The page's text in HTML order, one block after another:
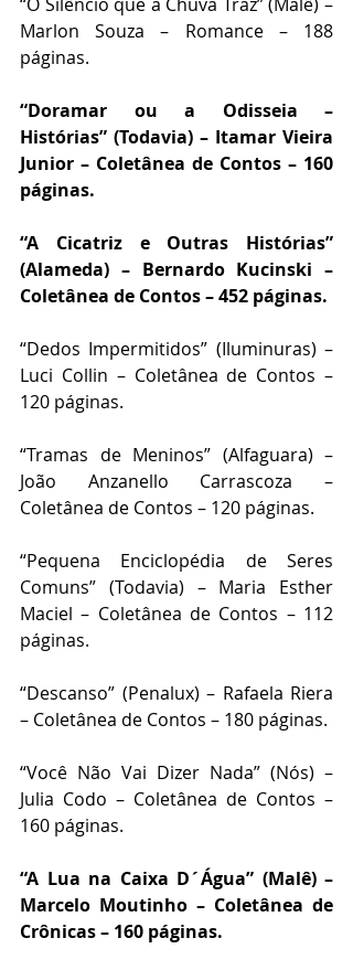
Marlon Souza – Romance – 188
páginas.
“Doramar ou a Odisseia –
Histórias” (Todavia) – Itamar Vieira
Junior – Coletânea de Contos – 160
páginas.
“A Cicatriz e Outras Histórias”
(Alameda) – Bernardo Kucinski –
Coletânea de Contos – 452 páginas.
“Dedos Impermitidos” (Iluminuras) –
Luci Collin – Coletânea de Contos –
120 páginas.
“Tramas de Meninos” (Alfaguara) –
João Anzanello Carrascoza –
Coletânea de Contos – 120 páginas.
“Pequena Enciclopédia de Seres
Comuns” (Todavia) – Maria Esther
Maciel – Coletânea de Contos – 112
páginas.
“Descanso” (Penalux) – Rafaela Riera
– Coletânea de Contos – 180 páginas.
“Você Não Vai Dizer Nada” (Nós) –
Julia Codo – Coletânea de Contos –
160 páginas.
“A Lua na Caixa D´Água” (Malê) –
Marcelo Moutinho – Coletânea de
Crônicas – 160 páginas.